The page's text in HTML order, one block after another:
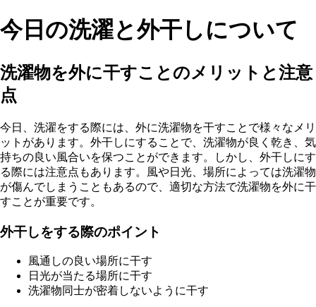
今日の洗濯と外干しについて
洗濯物を外に干すことのメリットと注意
点
今日、洗濯をする際には、外に洗濯物を干すことで様々なメリ
ットがあります。外干しにすることで、洗濯物が良く乾き、気
持ちの良い風合いを保つことができます。しかし、外干しにす
る際には注意点もあります。風や日光、場所によっては洗濯物
が傷んでしまうこともあるので、適切な方法で洗濯物を外に干
すことが重要です。
外干しをする際のポイント
風通しの良い場所に干す
日光が当たる場所に干す
洗濯物同士が密着しないように干す